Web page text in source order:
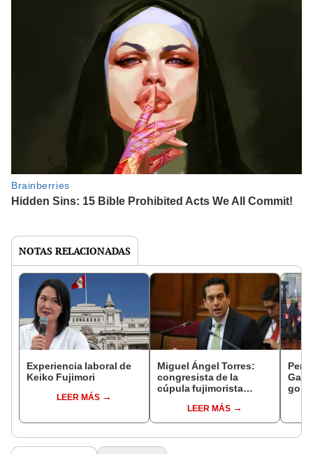
NOTAS RELACIONADAS
Experiencia laboral de
Keiko Fujimori
LEER MÁS
Miguel Ángel Torres:
congresista de la
cúpula fujimorista
del SenadoLEER MÁS